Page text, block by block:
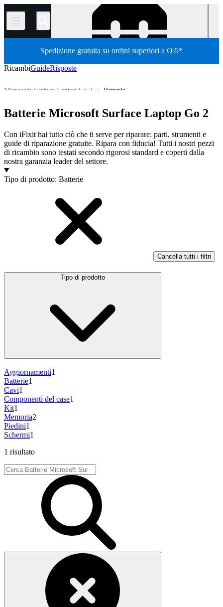
/
Spedizione gratuita su ordini superiori a €65*
RicambiGuideRisposte
Batterie
Microsoft Surface Laptop Go 2
PC
Tutti i ricambi
Store
Batterie Microsoft Surface Laptop Go 2
Con iFixit hai tutto ciò che ti serve per riparare: parti, strumenti e
guide di riparazione gratuite. Ripara con fiducia! Tutti i nostri pezzi
di ricambio sono testati secondo rigorosi standard e coperti dalla
nostra garanzia leader del settore.
Prodotti
Tipo di prodotto: Batterie
Cancella tutti i filtri
Tipo di prodotto
Aggiornamenti1
Batterie1
Cavi1
Componenti del case1
Kit1
Memoria2
Piedini1
Schermi1
1 risultato